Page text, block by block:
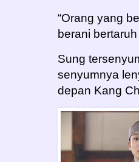
“Orang yang
berani
Sung
senyumnya
depan Kang